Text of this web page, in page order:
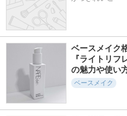
ベースメイク
『ライトリフ
の魅力や使い
ベースメイク